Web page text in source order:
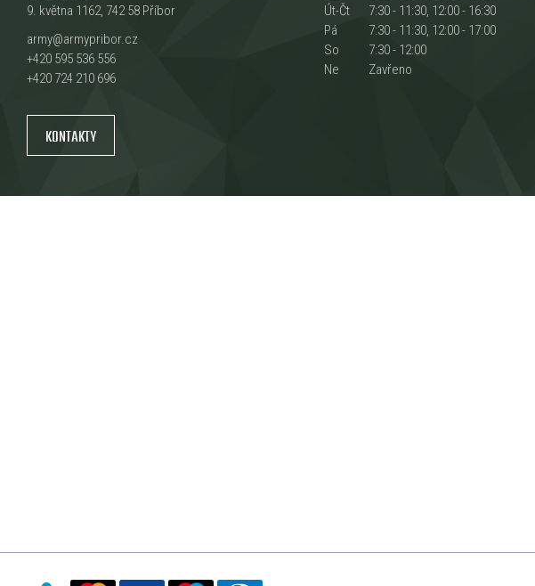
9. května 1162, 742 58 Příbor
army@armypribor.cz
+420 595 536 556
+420 724 210 696
KONTAKTY
Út-Čt
7:30 - 11:30, 12:00 - 16:30
Pá
7:30 - 11:30, 12:00 - 17:00
So
7:30 - 12:00
Ne
Zavřeno